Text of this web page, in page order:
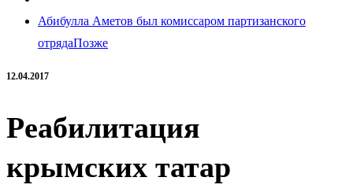
Абибулла Аметов был комиссаром партизанского
отрядаПозже
12.04.2017
Реабилитация
крымских татар